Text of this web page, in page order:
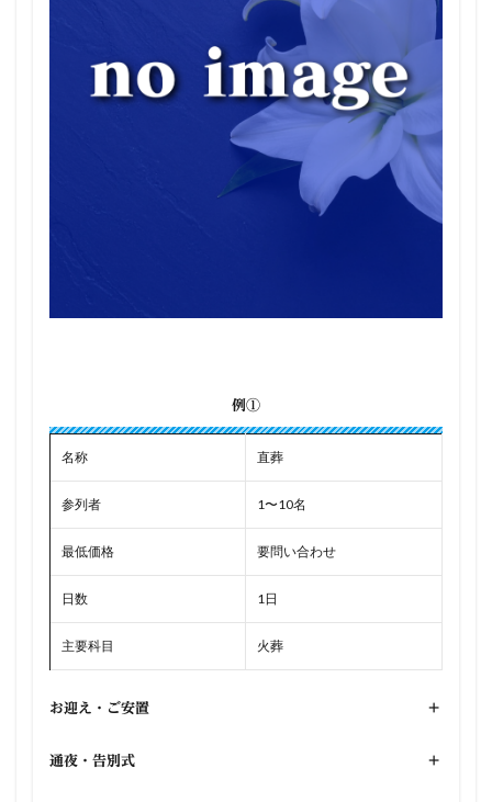
例①
名称 直葬
参列者 1〜10名
最低価格 要問い合わせ
日数 1日
主要科目 火葬
お迎え・ご安置 +
通夜・告別式 +